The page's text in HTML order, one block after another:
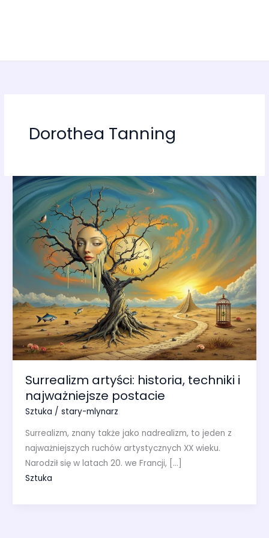
Dorothea Tanning
Surrealizm artyści: historia, techniki i
najważniejsze postacie
Sztuka / stary-mlynarz
Surrealizm, znany także jako nadrealizm, to jeden z
najważniejszych ruchów artystycznych XX wieku.
Narodził się w latach 20. we Francji, […]
Sztuka